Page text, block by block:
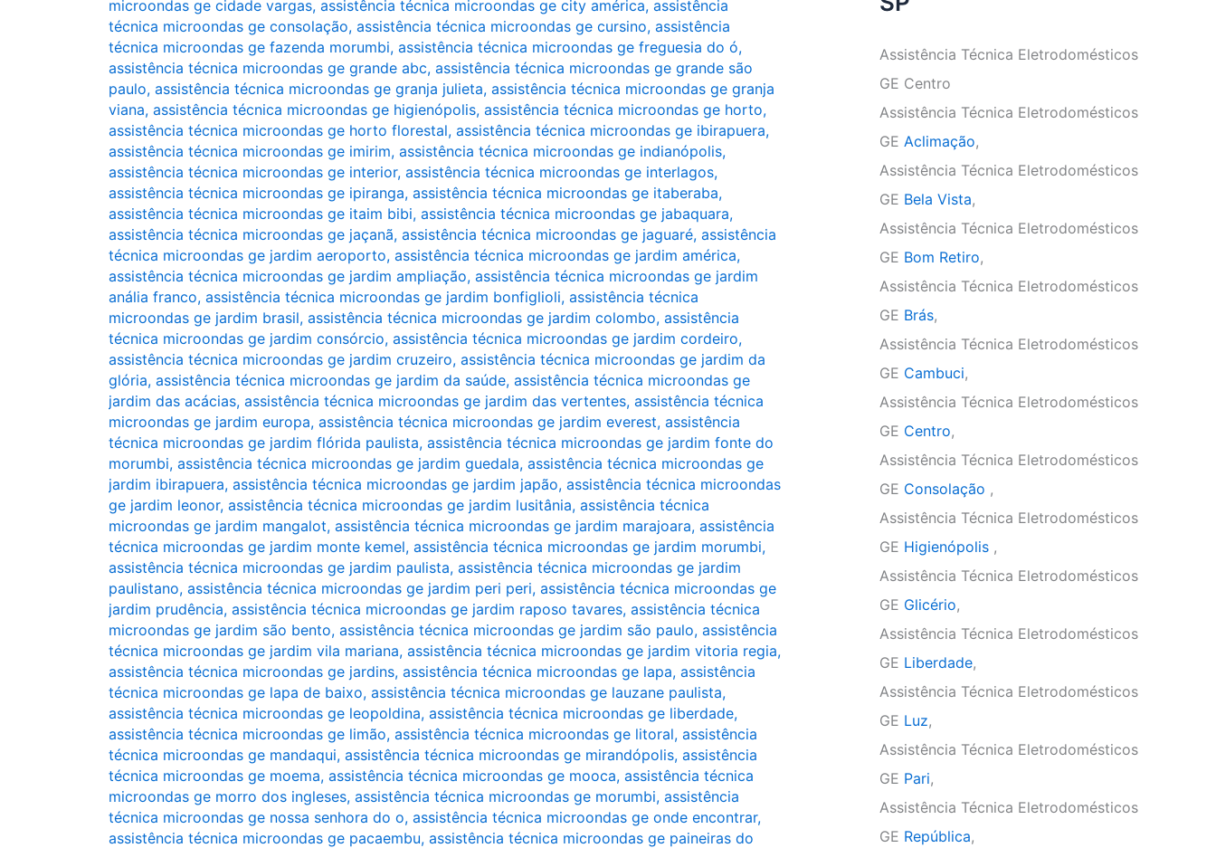
microondas ge cidade vargas, assistência técnica microondas ge city américa, assistência
técnica microondas ge consolação, assistência técnica microondas ge cursino, assistência
técnica microondas ge fazenda morumbi, assistência técnica microondas ge freguesia do ó,
assistência técnica microondas ge grande abc, assistência técnica microondas ge grande são
paulo, assistência técnica microondas ge granja julieta, assistência técnica microondas ge granja
viana, assistência técnica microondas ge higienópolis, assistência técnica microondas ge horto,
assistência técnica microondas ge horto florestal, assistência técnica microondas ge ibirapuera,
assistência técnica microondas ge imirim, assistência técnica microondas ge indianópolis,
assistência técnica microondas ge interior, assistência técnica microondas ge interlagos,
assistência técnica microondas ge ipiranga, assistência técnica microondas ge itaberaba,
assistência técnica microondas ge itaim bibi, assistência técnica microondas ge jabaquara,
assistência técnica microondas ge jaçanã, assistência técnica microondas ge jaguaré, assistência
técnica microondas ge jardim aeroporto, assistência técnica microondas ge jardim américa,
assistência técnica microondas ge jardim ampliação, assistência técnica microondas ge jardim
anália franco, assistência técnica microondas ge jardim bonfiglioli, assistência técnica
microondas ge jardim brasil, assistência técnica microondas ge jardim colombo, assistência
técnica microondas ge jardim consórcio, assistência técnica microondas ge jardim cordeiro,
assistência técnica microondas ge jardim cruzeiro, assistência técnica microondas ge jardim da
glória, assistência técnica microondas ge jardim da saúde, assistência técnica microondas ge
jardim das acácias, assistência técnica microondas ge jardim das vertentes, assistência técnica
microondas ge jardim europa, assistência técnica microondas ge jardim everest, assistência
técnica microondas ge jardim flórida paulista, assistência técnica microondas ge jardim fonte do
morumbi, assistência técnica microondas ge jardim guedala, assistência técnica microondas ge
jardim ibirapuera, assistência técnica microondas ge jardim japão, assistência técnica microondas
ge jardim leonor, assistência técnica microondas ge jardim lusitânia, assistência técnica
microondas ge jardim mangalot, assistência técnica microondas ge jardim marajoara, assistência
técnica microondas ge jardim monte kemel, assistência técnica microondas ge jardim morumbi,
assistência técnica microondas ge jardim paulista, assistência técnica microondas ge jardim
paulistano, assistência técnica microondas ge jardim peri peri, assistência técnica microondas ge
jardim prudência, assistência técnica microondas ge jardim raposo tavares, assistência técnica
microondas ge jardim são bento, assistência técnica microondas ge jardim são paulo, assistência
técnica microondas ge jardim vila mariana, assistência técnica microondas ge jardim vitoria regia,
assistência técnica microondas ge jardins, assistência técnica microondas ge lapa, assistência
técnica microondas ge lapa de baixo, assistência técnica microondas ge lauzane paulista,
assistência técnica microondas ge leopoldina, assistência técnica microondas ge liberdade,
assistência técnica microondas ge limão, assistência técnica microondas ge litoral, assistência
técnica microondas ge mandaqui, assistência técnica microondas ge mirandópolis, assistência
técnica microondas ge moema, assistência técnica microondas ge mooca, assistência técnica
microondas ge morro dos ingleses, assistência técnica microondas ge morumbi, assistência
técnica microondas ge nossa senhora do o, assistência técnica microondas ge onde encontrar,
assistência técnica microondas ge pacaembu, assistência técnica microondas ge paineiras do
Assistência Técnica Eletrodomésticos
GE Centro
Assistência Técnica Eletrodomésticos
GE Aclimação,
Assistência Técnica Eletrodomésticos
GE Bela Vista,
Assistência Técnica Eletrodomésticos
GE Bom Retiro,
Assistência Técnica Eletrodomésticos
GE Brás,
Assistência Técnica Eletrodomésticos
GE Cambuci,
Assistência Técnica Eletrodomésticos
GE Centro,
Assistência Técnica Eletrodomésticos
GE Consolação ,
Assistência Técnica Eletrodomésticos
GE Higienópolis ,
Assistência Técnica Eletrodomésticos
GE Glicério,
Assistência Técnica Eletrodomésticos
GE Liberdade,
Assistência Técnica Eletrodomésticos
GE Luz,
Assistência Técnica Eletrodomésticos
GE Pari,
Assistência Técnica Eletrodomésticos
GE República,